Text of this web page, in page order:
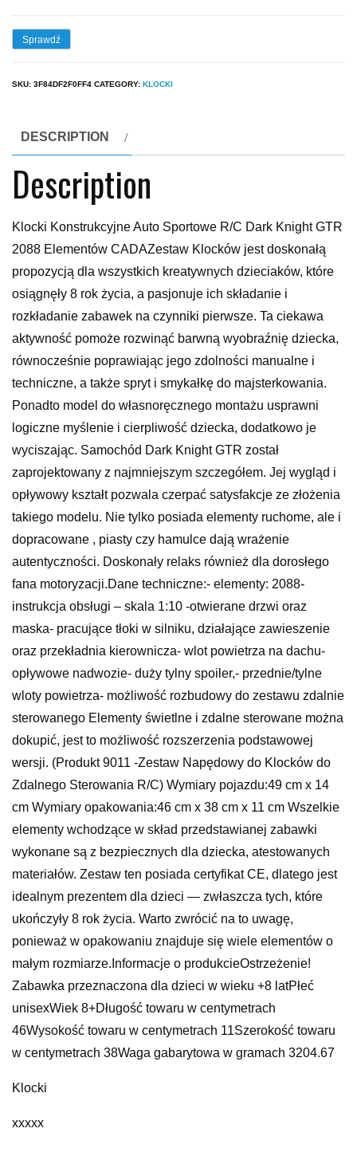
Sprawdź
SKU: 3F84DF2F0FF4 CATEGORY: KLOCKI
DESCRIPTION
Description
Klocki Konstrukcyjne Auto Sportowe R/C Dark Knight GTR
2088 Elementów CADAZestaw Klocków jest doskonałą
propozycją dla wszystkich kreatywnych dzieciaków, które
osiągnęły 8 rok życia, a pasjonuje ich składanie i
rozkładanie zabawek na czynniki pierwsze. Ta ciekawa
aktywność pomoże rozwinąć barwną wyobraźnię dziecka,
równocześnie poprawiając jego zdolności manualne i
techniczne, a także spryt i smykałkę do majsterkowania.
Ponadto model do własnoręcznego montażu usprawni
logiczne myślenie i cierpliwość dziecka, dodatkowo je
wyciszając. Samochód Dark Knight GTR został
zaprojektowany z najmniejszym szczegółem. Jej wygląd i
opływowy kształt pozwala czerpać satysfakcje ze złożenia
takiego modelu. Nie tylko posiada elementy ruchome, ale i
dopracowane , piasty czy hamulce dają wrażenie
autentyczności. Doskonały relaks również dla dorosłego
fana motoryzacji.Dane techniczne:- elementy: 2088-
instrukcja obsługi – skala 1:10 -otwierane drzwi oraz
maska- pracujące tłoki w silniku, działające zawieszenie
oraz przekładnia kierownicza- wlot powietrza na dachu-
opływowe nadwozie- duży tylny spoiler,- przednie/tylne
wloty powietrza- możliwość rozbudowy do zestawu zdalnie
sterowanego Elementy świetlne i zdalne sterowane można
dokupić, jest to możliwość rozszerzenia podstawowej
wersji. (Produkt 9011 -Zestaw Napędowy do Klocków do
Zdalnego Sterowania R/C) Wymiary pojazdu:49 cm x 14
cm Wymiary opakowania:46 cm x 38 cm x 11 cm Wszelkie
elementy wchodzące w skład przedstawianej zabawki
wykonane są z bezpiecznych dla dziecka, atestowanych
materiałów. Zestaw ten posiada certyfikat CE, dlatego jest
idealnym prezentem dla dzieci — zwłaszcza tych, które
ukończyły 8 rok życia. Warto zwrócić na to uwagę,
ponieważ w opakowaniu znajduje się wiele elementów o
małym rozmiarze.Informacje o produkcieOstrzeżenie!
Zabawka przeznaczona dla dzieci w wieku +8 latPłeć
unisexWiek 8+Długość towaru w centymetrach
46Wysokość towaru w centymetrach 11Szerokość towaru
w centymetrach 38Waga gabarytowa w gramach 3204.67
Klocki
xxxxx